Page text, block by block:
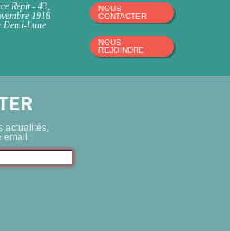
Répit - 43,
1918
Demi-Lune
NOUS
CONTACTER
NOUS
REJOINDRE
actualités,
email :